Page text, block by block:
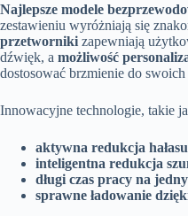
Najlepsze modele
zestawieniu wyróżniają się
przetworniki zapewniają
dźwięk, a możliwość
dostosować brzmienie do
Innowacyjne technologie, takie
aktywna redukcja
inteligentna redukcja
długi czas pracy na
sprawne ładowanie